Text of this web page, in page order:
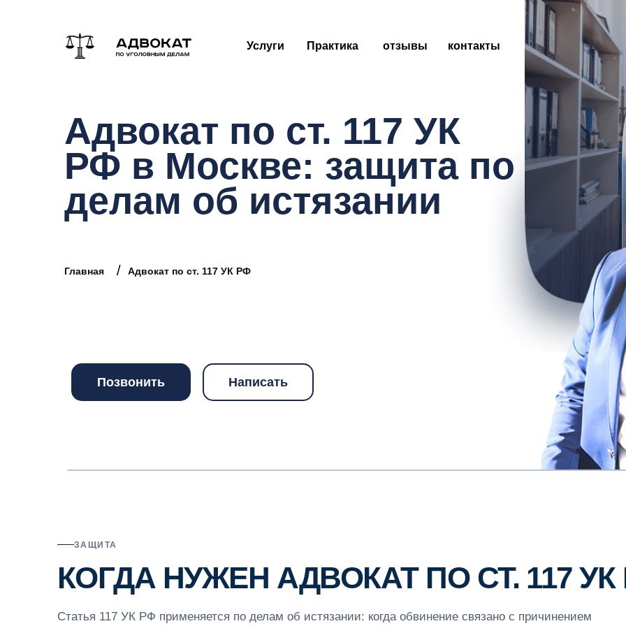
Адвокат по ст. 117 УК
РФ в Москве: защита по
делам об истязании
Позвонить Написать
Услуги отзывы контакты
Практика
Главная Адвокат по ст. 117 УК РФ
/
ЗАЩИТА
КОГДА НУЖЕН АДВОКАТ ПО СТ. 117
Статья 117 УК РФ применяется по делам об истязании: когда обвинение связано с причинением